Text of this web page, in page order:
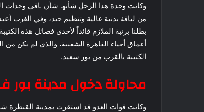
وكانت وحدة هذا الرجل شأنها شأن باقي وحدات
من لياقة بدنية عالية وتنظيم جيد، وفي الغرب
بطلنا برتبة الملازم قائداً لأحدى فصائل هذه
أعماق أحياء القاهرة الشعبية، والذي لم يكن
الكتيبة بالقرب من بور سعيد.
محاولة دخول مدينة بور
وكانت قوات العدو قد استقرت بمدينة